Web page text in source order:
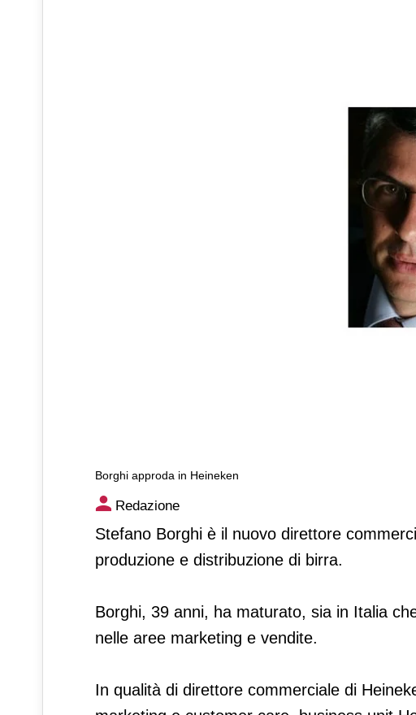
Borghi approda in Heineken
Borghi approda in Heineken
Redazione
Stefano Borghi è il nuovo direttore
produzione e distribuzione di birra.
Borghi, 39 anni, ha maturato, sia in Italia
nelle aree marketing e vendite.
In qualità di direttore commerciale di